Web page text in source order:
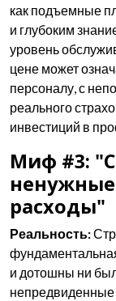
как подъемные
и глубоким
уровень
цене может
персоналу, с
реального
инвестиций в
Миф #3:
расходы"
Реальность:
и дотошны ни
непредвиденные